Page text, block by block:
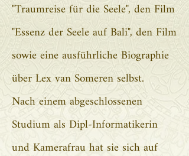
"Traumreise für die Seele", den Film
"Essenz der Seele auf Bali", den Film
sowie eine ausführliche Biographie
über Lex van Someren selbst.
Nach einem abgeschlossenen
Studium als Dipl-Informatikerin
und Kamerafrau hat sie sich auf